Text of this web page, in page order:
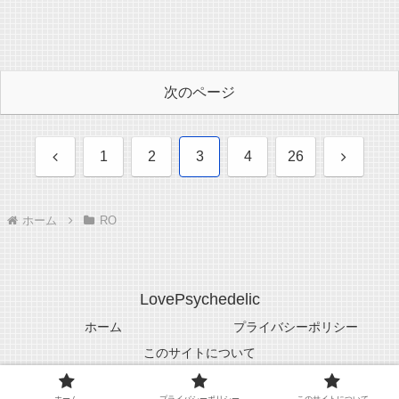
次のページ
前 1 2 3 4 26 次
ホーム RO
LovePsychedelic
ホーム
プライバシーポリシー
このサイトについて
© 2005-2026 LovePsychedelic.